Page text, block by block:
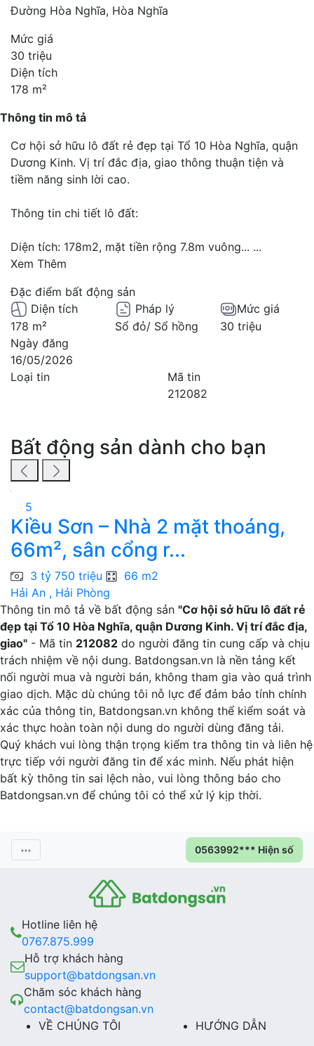
Đường Hòa Nghĩa, Hòa Nghĩa
Mức giá
30 triệu
Diện tích
178 m²
Thông tin mô tả
Cơ hội sở hữu lô đất rẻ đẹp tại Tổ 10 Hòa Nghĩa, quận
Dương Kinh. Vị trí đắc địa, giao thông thuận tiện và
tiềm năng sinh lời cao.
Thông tin chi tiết lô đất:
Diện tích: 178m2, mặt tiền rộng 7.8m vuông... ...
Xem Thêm
Đặc điểm bất động sản
Diện tích
178 m²
Pháp lý
Sổ đỏ/ Sổ hồng
Mức giá
30 triệu
Ngày đăng
16/05/2026
Loại tin
Mã tin
212082
Bất động sản dành cho bạn
5
Kiều Sơn – Nhà 2 mặt thoáng,
66m², sân cổng r...
3 tỷ 750 triệu
66 m2
Hải An , Hải Phòng
Thông tin mô tả về bất động sản "Cơ hội sở hữu lô đất rẻ
đẹp tại Tổ 10 Hòa Nghĩa, quận Dương Kinh. Vị trí đắc địa,
giao" - Mã tin 212082 do người đăng tin cung cấp và chịu
trách nhiệm về nội dung. Batdongsan.vn là nền tảng kết
nối người mua và người bán, không tham gia vào quá trình
giao dịch. Mặc dù chúng tôi nỗ lực để đảm bảo tính chính
xác của thông tin, Batdongsan.vn không thể kiểm soát và
xác thực hoàn toàn nội dung do người dùng đăng tải.
Quý khách vui lòng thận trọng kiểm tra thông tin và liên hệ
trực tiếp với người đăng tin để xác minh. Nếu phát hiện
bất kỳ thông tin sai lệch nào, vui lòng thông báo cho
Batdongsan.vn để chúng tôi có thể xử lý kịp thời.
0563992*** Hiện số
Hotline liên hệ
0767.875.999
Hỗ trợ khách hàng
support@batdongsan.vn
Chăm sóc khách hàng
contact@batdongsan.vn
VỀ CHÚNG TÔI
HƯỚNG DẪN